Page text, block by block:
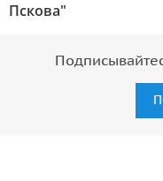
Пскова"